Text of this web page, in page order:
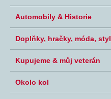
Automobily & Historie
Doplňky, hračky, móda, styl
Kupujeme & můj veterán
Okolo kol